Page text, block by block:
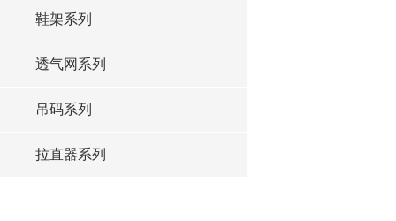
鞋架系列
透气网系列
吊码系列
拉直器系列